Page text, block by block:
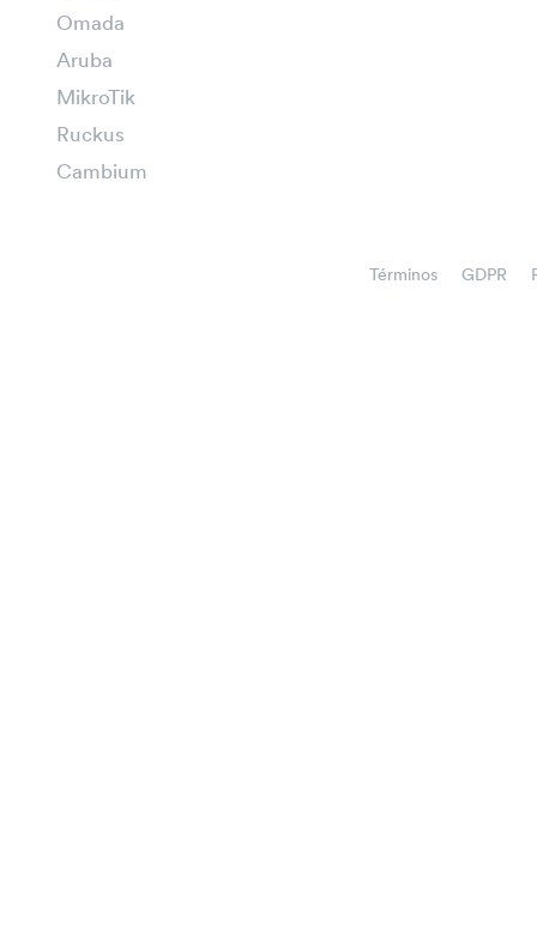
Omada
Aruba
MikroTik
Ruckus
Cambium
Términos GDPR